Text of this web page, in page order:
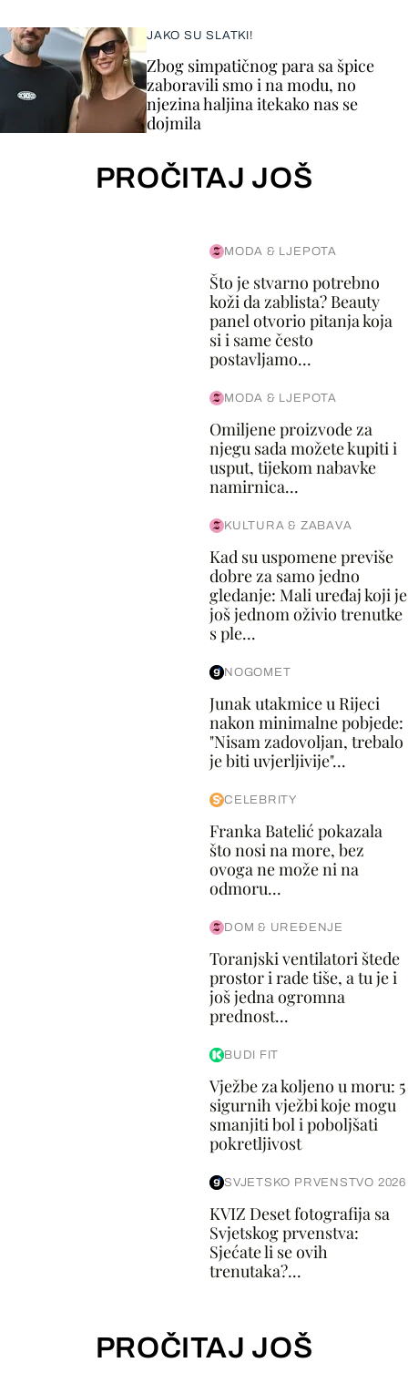
JAKO SU SLATKI!
Zbog simpatičnog para sa špice
zaboravili smo i na modu, no
njezina haljina itekako nas se
dojmila
PROČITAJ JOŠ
MODA & LJEPOTA
Što je stvarno potrebno
koži da zablista? Beauty
panel otvorio pitanja koja
si i same često
postavljamo...
MODA & LJEPOTA
Omiljene proizvode za
njegu sada možete kupiti i
usput, tijekom nabavke
namirnica...
KULTURA & ZABAVA
Kad su uspomene previše
dobre za samo jedno
gledanje: Mali uređaj koji je
još jednom oživio trenutke
s ple...
NOGOMET
Junak utakmice u Rijeci
nakon minimalne pobjede:
"Nisam zadovoljan, trebalo
je biti uvjerljivije"...
CELEBRITY
Franka Batelić pokazala
što nosi na more, bez
ovoga ne može ni na
odmoru...
DOM & UREĐENJE
Toranjski ventilatori štede
prostor i rade tiše, a tu je i
još jedna ogromna
prednost...
BUDI FIT
Vježbe za koljeno u moru: 5
sigurnih vježbi koje mogu
smanjiti bol i poboljšati
pokretljivost
SVJETSKO PRVENSTVO 2026
KVIZ Deset fotografija sa
Svjetskog prvenstva:
Sjećate li se ovih
trenutaka?...
PROČITAJ JOŠ